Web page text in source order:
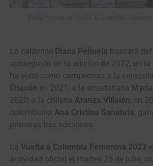
La caldense Diana Peñuela buscará
conseguido en la edición de 2022, en
ha visto como campeonas a la
Chacón en 2021; a la ecuatoriana
2020; a la chilena Aranza Villalón, en
colombiana Ana Cristina Sanabria,
primeras tres ediciones.
La Vuelta a Colombia Femenina 2023
actividad oficial el martes 25 de julio,